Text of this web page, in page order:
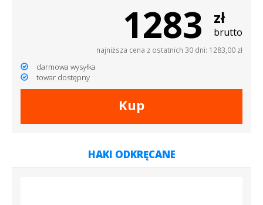
1283 zł
brutto
najniższa cena z ostatnich 30 dni: 1283,00 zł
darmowa wysyłka
towar dostępny
Kup
HAKI ODKRĘCANE